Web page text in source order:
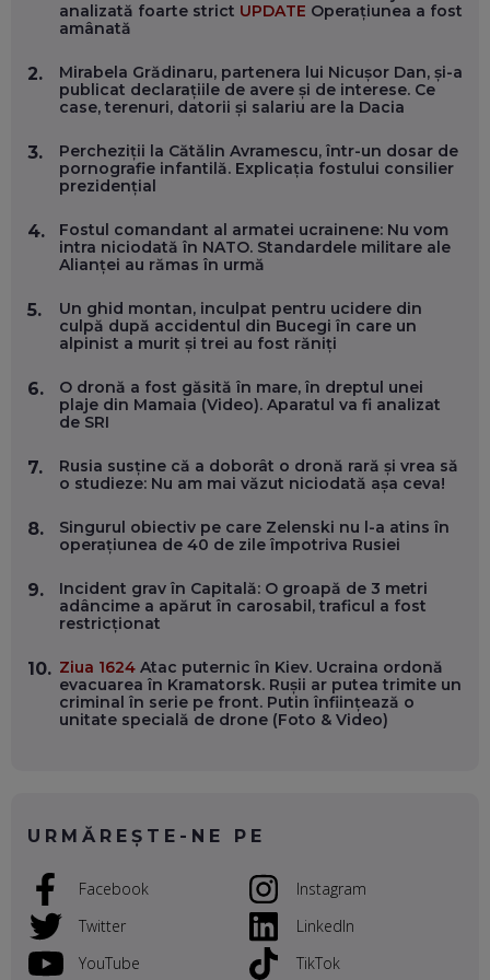
EP. 58
MARIUS PAȘCULEA, COFONDATOR AL KULTH: CUM
FOLOSEȘTI TEHNOLOGIA CA SĂ ÎȚI DESCHIZI DRUMUL
CĂTRE ARTĂ, LA NIVEL GLOBAL
ANDREI AVĂDANEI, BIT SENTINEL: CUM ÎȚI PROTEJEZI
CARIERĂ DE „HACKER CU PERMIS”
EP. 56
DOINA VÎLCEANU, CONTENTSPEED: VREI SUCCES ONLINE?
ÎNVAȚĂ AEO ȘI GEO!
EP. 55
OLIVIU MATEI, HOLISUN: SOFTWARE DE LA CLUJ PENTRU
EP. 54
PROCESE, DAR CE FACEM CÂND PICĂ BAZA DE DATE, LA
INSTITUȚIILE STATULUI?
VOICU OPREAN (AROBS): CUM CONSTRUIEȘTI O COMPANIE
TA LOCALĂ - ȘI CE SĂ DAI ÎNAPOI
EP. 52
ROBERT GRAUR, FOMO: SPEAKERUL PE SCENĂ, INVITATUL
RADU MOȚOC, TECHSOUP: O TREIME DINTRE
ȚIPĂ, CU FEȚELE ACOPERITE. CUM ÎNVĂȚĂM SĂ DISCUTĂM
ȘI SĂ DECIDEM
CRISTIAN CHINA BIRTA, KOOPERATIVA 2.0: CUM ÎȚI FACI
PROMOVAREA ONLINE. 3 PAȘI CA SĂ RECUNOȘTI „ȚEPARII”
analizată foarte strict UPDATE Operațiunea a fost
amânată
2.
Mirabela Grădinaru, partenera lui Nicușor Dan, și-a
publicat declarațiile de avere și de interese. Ce
case, terenuri, datorii și salariu are la Dacia
3.
Percheziții la Cătălin Avramescu, într-un dosar de
pornografie infantilă. Explicația fostului consilier
prezidențial
4.
Fostul comandant al armatei ucrainene: Nu vom
intra niciodată în NATO. Standardele militare ale
Alianței au rămas în urmă
5.
Un ghid montan, inculpat pentru ucidere din
culpă după accidentul din Bucegi în care un
alpinist a murit și trei au fost răniți
6.
O dronă a fost găsită în mare, în dreptul unei
plaje din Mamaia (Video). Aparatul va fi analizat
de SRI
7.
Rusia susține că a doborât o dronă rară și vrea să
o studieze: Nu am mai văzut niciodată așa ceva!
8.
Singurul obiectiv pe care Zelenski nu l-a atins în
operațiunea de 40 de zile împotriva Rusiei
9.
Incident grav în Capitală: O groapă de 3 metri
adâncime a apărut în carosabil, traficul a fost
restricționat
10. Ziua 1624 Atac puternic în Kiev. Ucraina ordonă
evacuarea în Kramatorsk. Rușii ar putea trimite un
criminal în serie pe front. Putin înființează o
unitate specială de drone (Foto & Video)
URMĂREȘTE-NE PE
Facebook
Twitter
YouTube
Instagram
LinkedIn
TikTok